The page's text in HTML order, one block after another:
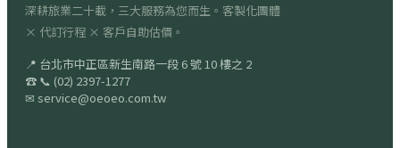
深耕旅業二十載，三大服務為您而生。客製化團體
× 代訂行程 × 客戶自助估價。
📍 台北市中正區新生南路一段 6 號 10 樓之 2
☎ 📞 (02) 2397-1277
✉ service@oeoeo.com.tw